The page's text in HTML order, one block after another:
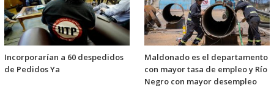
Incorporarían a 60 despedidos
de Pedidos Ya
Maldonado es el departamento
con mayor tasa de empleo y Río
Negro con mayor desempleo